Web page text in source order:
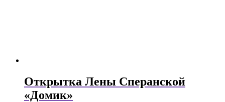
Открытка Лены Сперанской
«Домик»